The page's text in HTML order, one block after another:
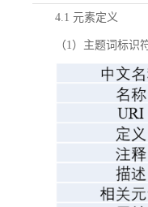
4.1 元素定义
（1）主题词标识